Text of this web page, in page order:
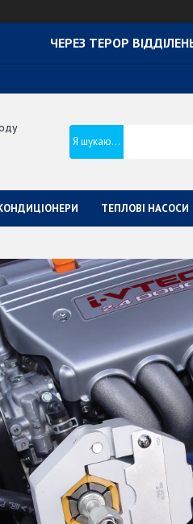
ЧЕРЕЗ ТЕРОР
ТЕПЛОВІ НАСОСИ